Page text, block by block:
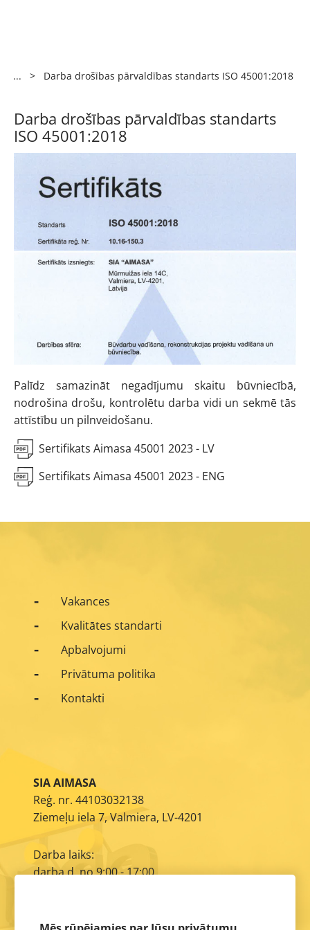
... > Darba drošības pārvaldības standarts ISO 45001:2018
Darba drošības pārvaldības standarts
ISO 45001:2018
Palīdz samazināt negadījumu skaitu būvniecībā,
nodrošina drošu, kontrolētu darba vidi un sekmē tās
attīstību un pilnveidošanu.
Sertifikats Aimasa 45001 2023 - LV
Sertifikats Aimasa 45001 2023 - ENG
Vakances
Kvalitātes standarti
Apbalvojumi
Privātuma politika
Kontakti
SIA AIMASA
Reģ. nr. 44103032138
Ziemeļu iela 7, Valmiera, LV-4201
Darba laiks:
darba d. no 9:00 - 17:00